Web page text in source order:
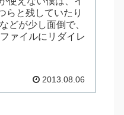
らと残していたり
どが少し面倒で、
ァイルにリダイレ
2013.08.06